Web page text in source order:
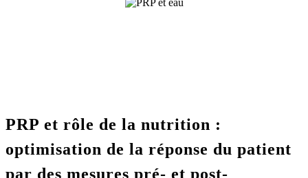
PRP et rôle de la nutrition :
optimisation de la réponse du patient
par des mesures pré- et post-